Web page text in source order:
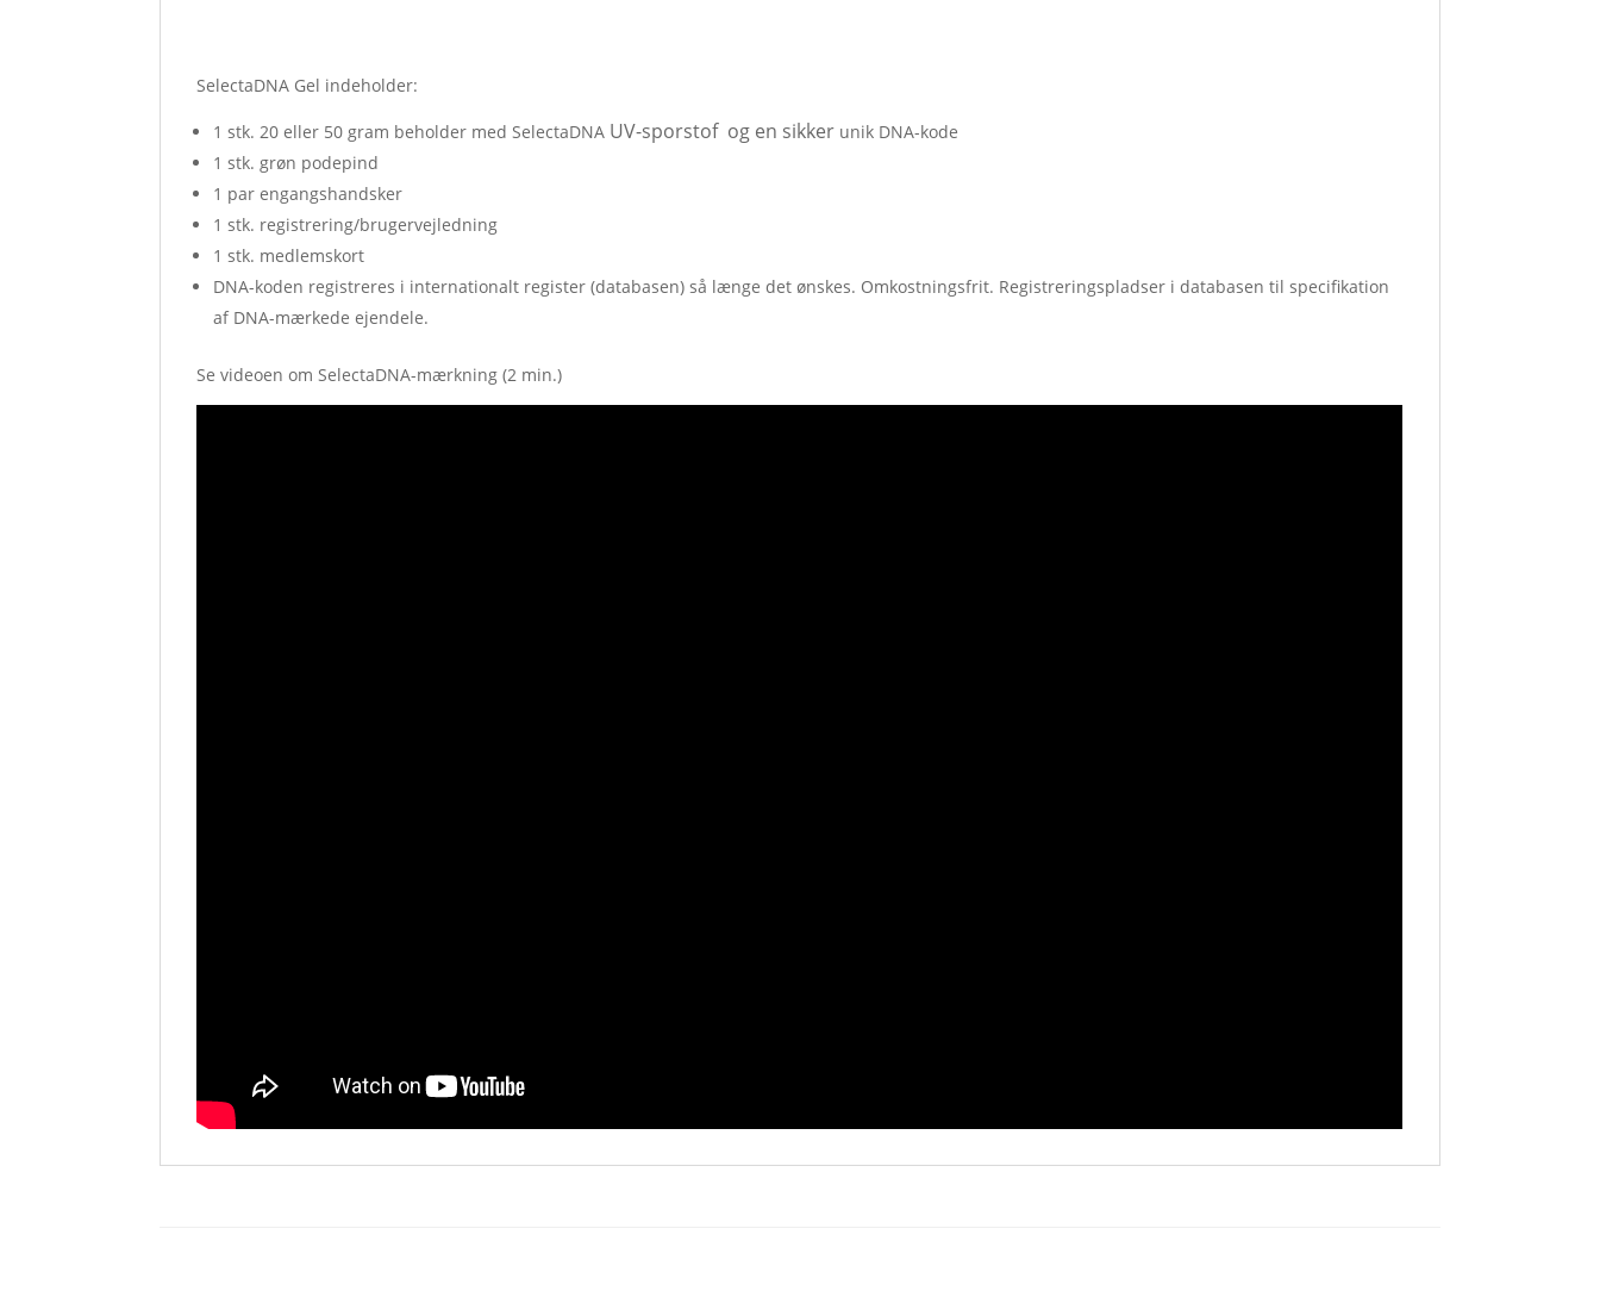
SelectaDNA Gel indeholder:
1 stk. 20 eller 50 gram beholder med SelectaDNA UV-sporstof og en sikker unik DNA-kode
1 stk. grøn podepind
1 par engangshandsker
1 stk. registrering/brugervejledning
1 stk. medlemskort
DNA-koden registreres i internationalt register (databasen) så længe det ønskes. Omkostningsfrit. Registreringspladser i databasen til specifikation
af DNA-mærkede ejendele.
Se videoen om SelectaDNA-mærkning (2 min.)